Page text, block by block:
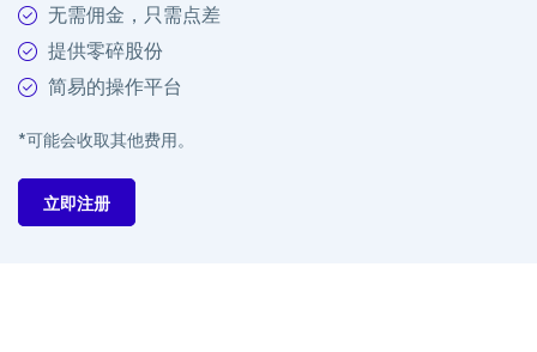
无需佣金，只需点差
提供零碎股份
简易的操作平台
*可能会收取其他费用。
立即注册